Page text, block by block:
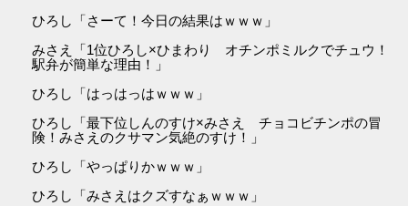
ひろし「さーて！今日の結果はｗｗｗ」
みさえ「1位ひろし×ひまわり オチンポミルクでチュウ！
駅弁が簡単な理由！」
ひろし「はっはっはｗｗｗ」
ひろし「最下位しんのすけ×みさえ チョコビチンポの冒
険！みさえのクサマン気絶のすけ！」
ひろし「やっぱりかｗｗｗ」
ひろし「みさえはクズすなぁｗｗｗ」